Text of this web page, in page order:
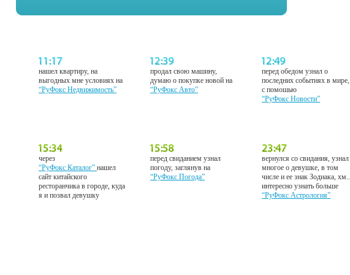
нашел квартиру, на
выгодных мне условиях на
“РуФокс Недвижимость”
продал свою машину,
думаю о покупке новой на
“РуФокс Авто”
перед обедом узнал о
последних событиях в мире,
с помошью
“РуФокс Новости”
через
“РуФокс Каталог”нашел
сайт китайского
ресторанчика в городе, куда
я и позвал девушку
перед свиданием узнал
погоду, заглянув на
“РуФокс Погода”
вернулся со свидания, узнал
многое о девушке, в том
числе и ее знак Зодиака, хм..
интересно узнать больше
“РуФокс Астрология”